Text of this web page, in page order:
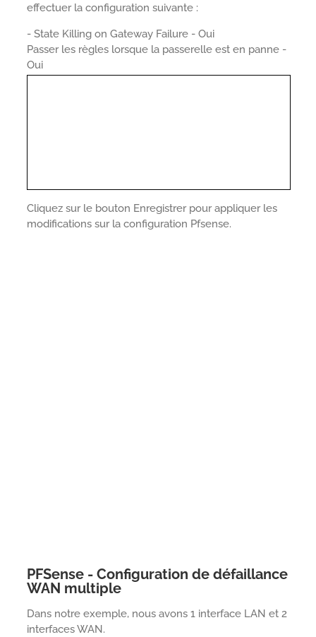
effectuer la configuration suivante :
- State Killing on Gateway Failure - Oui
Passer les règles lorsque la passerelle est en panne -
Oui
Cliquez sur le bouton Enregistrer pour appliquer les
modifications sur la configuration Pfsense.
PFSense - Configuration de défaillance
WAN multiple
Dans notre exemple, nous avons 1 interface LAN et 2
interfaces WAN.